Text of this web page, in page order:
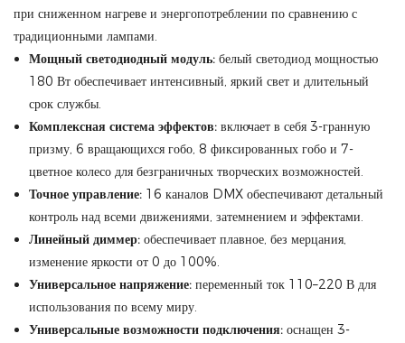
при сниженном нагреве и энергопотреблении по сравнению с
традиционными лампами.
Мощный светодиодный модуль:белый светодиод мощностью
180 Вт обеспечивает интенсивный, яркий свет и длительный
срок службы.
Комплексная система эффектов:включает в себя 3-гранную
призму, 6 вращающихся гобо, 8 фиксированных гобо и 7-
цветное колесо для безграничных творческих возможностей.
Точное управление:16 каналов DMX обеспечивают детальный
контроль над всеми движениями, затемнением и эффектами.
Линейный диммер:обеспечивает плавное, без мерцания,
изменение яркости от 0 до 100%.
Универсальное напряжение:переменный ток 110–220 В для
использования по всему миру.
Универсальные возможности подключения:оснащен 3-